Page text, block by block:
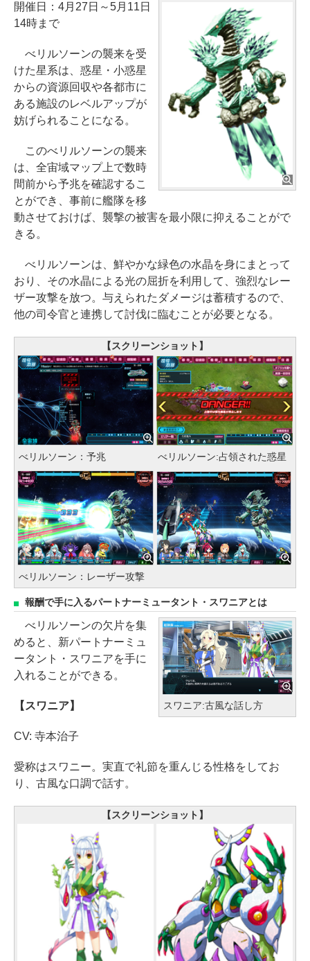
開催日：4月27日～5月11日
14時まで
べリルソーンの襲来を受
けた星系は、惑星・小惑星
からの資源回収や各都市に
ある施設のレベルアップが
妨げられることになる。
このべリルソーンの襲来
は、全宙域マップ上で数時
間前から予兆を確認するこ
とができ、事前に艦隊を移
動させておけば、襲撃の被害を最小限に抑えることがで
きる。
べリルソーンは、鮮やかな緑色の水晶を身にまとって
おり、その水晶による光の屈折を利用して、強烈なレー
ザー攻撃を放つ。与えられたダメージは蓄積するので、
他の司令官と連携して討伐に臨むことが必要となる。
【スクリーンショット】
べリルソーン：予兆 べリルソーン:占領された惑星
べリルソーン：レーザー攻撃
報酬で手に入るパートナーミュータント・スワニアとは
スワニア:古風な話し方
べリルソーンの欠片を集
めると、新パートナーミュ
ータント・スワニアを手に
入れることができる。
【スワニア】
CV: 寺本治子
愛称はスワニー。実直で礼節を重んじる性格をしてお
り、古風な口調で話す。
【スクリーンショット】